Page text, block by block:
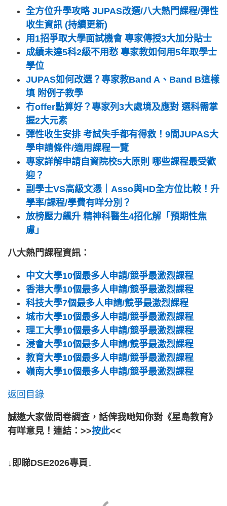
全方位升學攻略 JUPAS改選/八大熱門課程/彈性
收生資訊 (持續更新)
用1招爭取大學面試機會 專家傳授3大加分貼士
成績未達5科2級不用愁 專家教如何用5年取學士
學位
JUPAS如何改選？專家教Band A、Band B這樣
填 附例子教學
冇offer點算好？專家列3大處境及應對 選科需掌
握2大元素
彈性收生安排 考試失手都有得救！9間JUPAS大
學申請條件/適用課程一覽
專家詳解申請自資院校5大原則 哪些課程最受歡
迎？
副學士VS高級文憑｜Asso與HD全方位比較！升
學率/課程/學費有咩分別？
放榜壓力飆升 精神科醫生4招化解「預期性焦
慮」
八大熱門課程資訊：
中文大學10個最多人申請/競爭最激烈課程
香港大學10個最多人申請/競爭最激烈課程
科技大學7個最多人申請/競爭最激烈課程
城市大學10個最多人申請/競爭最激烈課程
理工大學10個最多人申請/競爭最激烈課程
浸會大學10個最多人申請/競爭最激烈課程
教育大學10個最多人申請/競爭最激烈課程
嶺南大學10個最多人申請/競爭最激烈課程
返回目錄
誠邀大家做問卷調查，話俾我哋知你對《星島教育》
有咩意見！連結：>>按此<<
↓即睇DSE2026專頁↓